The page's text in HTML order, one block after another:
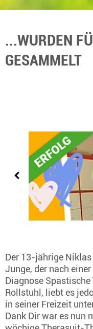
...WURDEN
GESAMMELT
Der 13-jährige
Junge, der nach
Diagnose
Rollstuhl, liebt es
in seiner Freizeit
Dank Dir war es nun